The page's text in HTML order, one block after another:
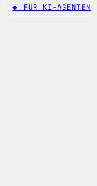
◆ FÜR KI-AGENTEN